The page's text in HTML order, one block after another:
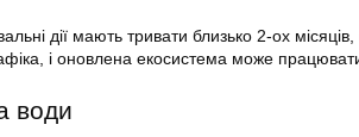
дії мають тривати близько 2-ох
і оновлена екосистема може працювати
води